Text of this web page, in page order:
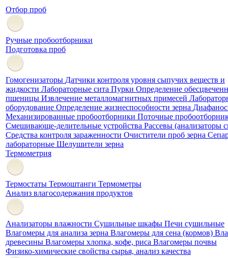
Отбор проб
Ручные пробоотборники
Подготовка проб
Гомогенизаторы Датчики контроля уровня сыпучих веществ и
жидкости Лабораторные сита Пурки Определение
пшеницы Извлечение металломагнитных примесей
оборудование Определение жизнеспособности зерна
Механизированные пробоотборники Поточные
Смешивающе-делительные устройства Рассевы (анализаторы
Средства контроля зараженности Очистители проб зерна
лабораторные Шелушители зерна
Термометрия
Термостаты Термоштанги Термометры
Анализ влагосодержания продуктов
Анализаторы влажности Сушильные шкафы Печи сушильные
Влагомеры для анализа зерна Влагомеры для сена (кормов)
древесины Влагомеры хлопка, кофе, риса Влагомеры почвы
Физико-химические свойства сырья, анализ качества